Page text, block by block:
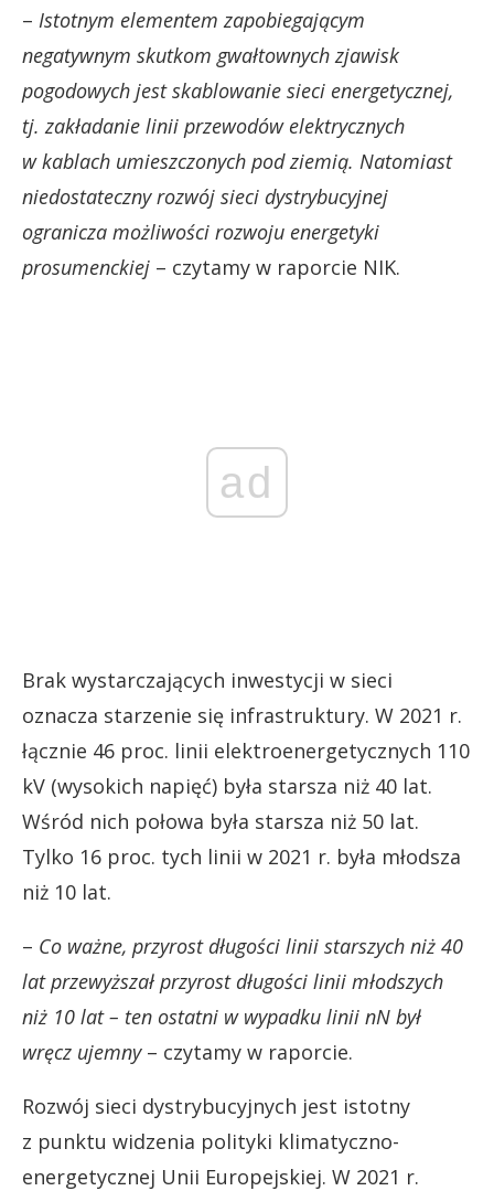
– Istotnym elementem zapobiegającym
negatywnym skutkom gwałtownych zjawisk
pogodowych jest skablowanie sieci energetycznej,
tj. zakładanie linii przewodów elektrycznych
w kablach umieszczonych pod ziemią. Natomiast
niedostateczny rozwój sieci dystrybucyjnej
ogranicza możliwości rozwoju energetyki
prosumenckiej – czytamy w raporcie NIK.
ad
Brak wystarczających inwestycji w sieci
oznacza starzenie się infrastruktury. W 2021 r.
łącznie 46 proc. linii elektroenergetycznych 110
kV (wysokich napięć) była starsza niż 40 lat.
Wśród nich połowa była starsza niż 50 lat.
Tylko 16 proc. tych linii w 2021 r. była młodsza
niż 10 lat.
– Co ważne, przyrost długości linii starszych niż 40
lat przewyższał przyrost długości linii młodszych
niż 10 lat – ten ostatni w wypadku linii nN był
wręcz ujemny– czytamy w raporcie.
Rozwój sieci dystrybucyjnych jest istotny
z punktu widzenia polityki klimatyczno-
energetycznej Unii Europejskiej. W 2021 r.